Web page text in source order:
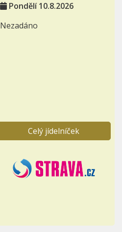
Pondělí 10.8.2026
Nezadáno
Celý jídelníček